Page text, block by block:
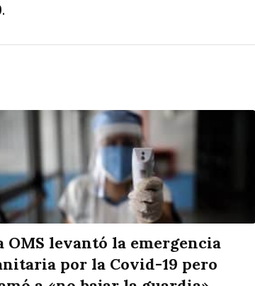
OMS levantó la emergencia
por la Covid-19 pero